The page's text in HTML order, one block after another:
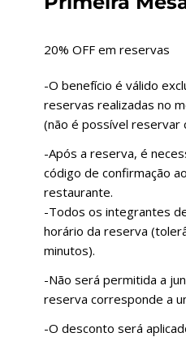
20% OFF em reservas
-O benefício é válido
reservas realizadas no
(não é possível reservar
-Após a reserva, é
código de confirmação
restaurante.
-Todos os integrantes
horário da reserva
minutos).
-Não será permitida a
reserva corresponde a
-O desconto será